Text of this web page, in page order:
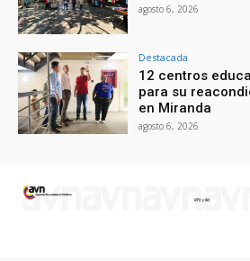
agosto 6, 2026
Destacada
12 centros
para su
en Miranda
agosto 6, 2026